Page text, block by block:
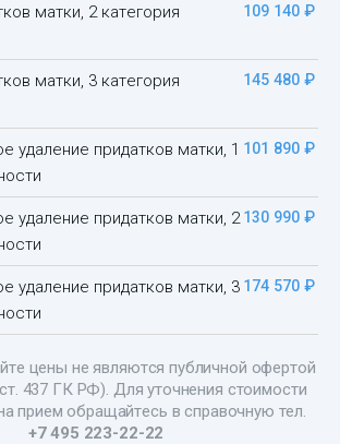
матки, 2 категория
109 140 ₽
матки, 3 категория
145 480 ₽
удаление придатков матки, 1 101 890 ₽
удаление придатков матки, 2 130 990 ₽
удаление придатков матки, 3 174 570 ₽
цены не являются публичной офертой
437 ГК РФ). Для уточнения стоимости
прием обращайтесь в справочную тел.
+7 495 223-22-22